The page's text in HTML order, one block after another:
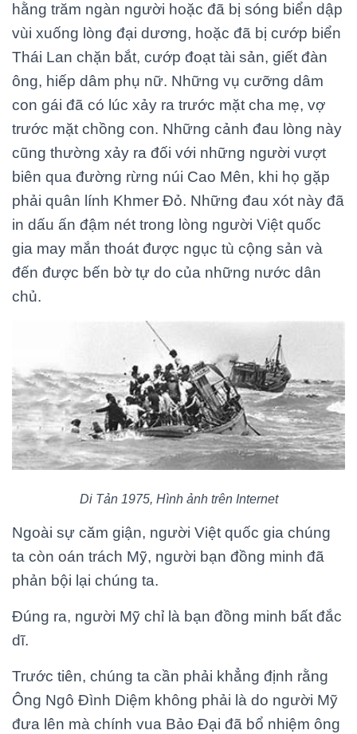
hằng trăm ngàn người hoặc đã bị sóng biển dập
vùi xuống lòng đại dương, hoặc đã bị cướp biển
Thái Lan chặn bắt, cướp đoạt tài sản, giết đàn
ông, hiếp dâm phụ nữ. Những vụ cưỡng dâm
con gái đã có lúc xảy ra trước mặt cha mẹ, vợ
trước mặt chồng con. Những cảnh đau lòng này
cũng thường xảy ra đối với những người vượt
biên qua đường rừng núi Cao Mên, khi họ gặp
phải quân lính Khmer Đỏ. Những đau xót này đã
in dấu ấn đậm nét trong lòng người Việt quốc
gia may mắn thoát được ngục tù cộng sản và
đến được bến bờ tự do của những nước dân
chủ.
Di Tản 1975, Hình ảnh trên Internet
Ngoài sự căm giận, người Việt quốc gia chúng
ta còn oán trách Mỹ, người bạn đồng minh đã
phản bội lại chúng ta.
Đúng ra, người Mỹ chỉ là bạn đồng minh bất đắc
dĩ.
Trước tiên, chúng ta cần phải khẳng định rằng
Ông Ngô Đình Diệm không phải là do người Mỹ
đưa lên mà chính vua Bảo Đại đã bổ nhiệm ông